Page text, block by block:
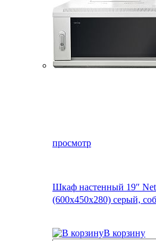
просмотр
Шкаф настенный 19″
(600x450x280) серый,
В корзину